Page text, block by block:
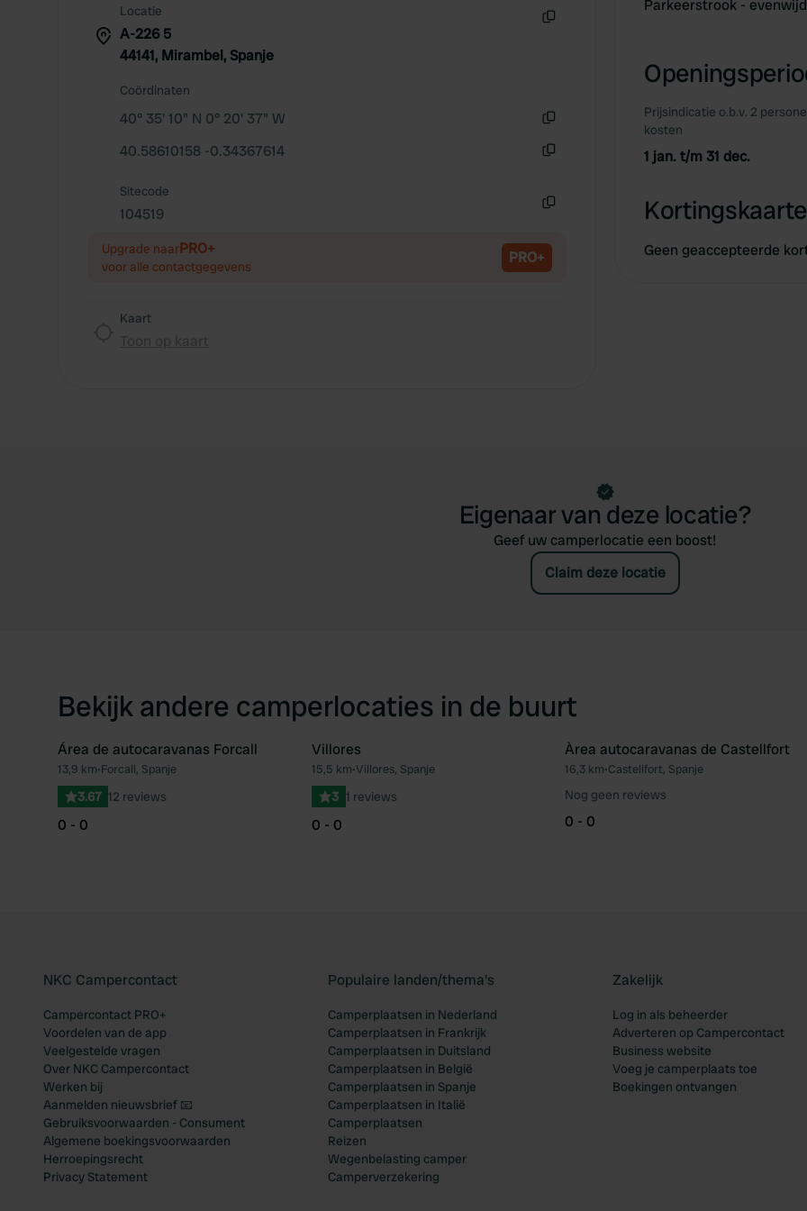
Locatie
A-226 5
44141, Mirambel, Spanje
Coördinaten
40° 35' 10" N 0° 20' 37" W
40.58610158 -0.34367614
Sitecode
104519
Upgrade naarPRO+
voor alle contactgegevens PRO+
Kaart
Parkeerstrook -
Prijsindicatie o.b.v. 2
kosten
1 jan. t/m 31 dec.
Geen geaccepteerde
Eigenaar van deze locatie?
Geef uw camperlocatie een boost!
Claim deze locatie
Bekijk andere camperlocaties in de buurt
Favoriet
Área de autocaravanas Forcall
13,9 km•Forcall, Spanje
3.67 12 reviews
0 - 0
Favoriet
Villores
15,5 km•Villores, Spanje
3 1 reviews
0 - 0
Àrea autocaravanas de Castellfort
16,3 km•Castellfort, Spanje
Nog geen reviews
0 - 0
NKC Campercontact
Campercontact PRO+
Voordelen van de app
Veelgestelde vragen
Over NKC Campercontact
Werken bij
Aanmelden nieuwsbrief 📧
Gebruiksvoorwaarden - Consument
Algemene boekingsvoorwaarden
Herroepingsrecht
Privacy Statement
Populaire landen/thema's
Camperplaatsen in Nederland
Camperplaatsen in Frankrijk
Camperplaatsen in Duitsland
Camperplaatsen in België
Camperplaatsen in Spanje
Camperplaatsen in Italië
Camperplaatsen
Reizen
Wegenbelasting camper
Camperverzekering
Zakelijk
Log in als beheerder
Adverteren op Campercontact
Business website
Voeg je camperplaats toe
Boekingen ontvangen